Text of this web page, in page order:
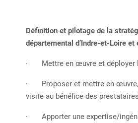
Définition et pilotage de la
départemental d’Indre-et-Loire
· Mettre en œuvre et déployer
· Proposer et mettre en œuvre,
visite au bénéfice des
· Apporter une expertise/